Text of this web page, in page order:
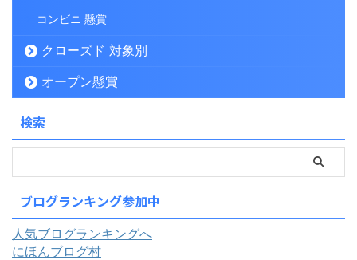
コンビニ 懸賞
クローズド 対象別
オープン懸賞
検索
ブログランキング参加中
人気ブログランキングへ
にほんブログ村